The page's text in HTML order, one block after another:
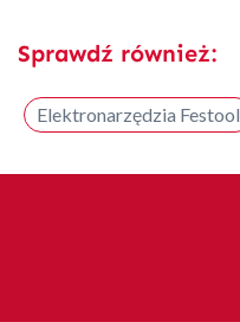
Sprawdź również:
Elektronarzędzia Festool